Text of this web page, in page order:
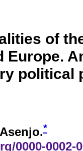
of
Europe.
political
*
0000-0002-